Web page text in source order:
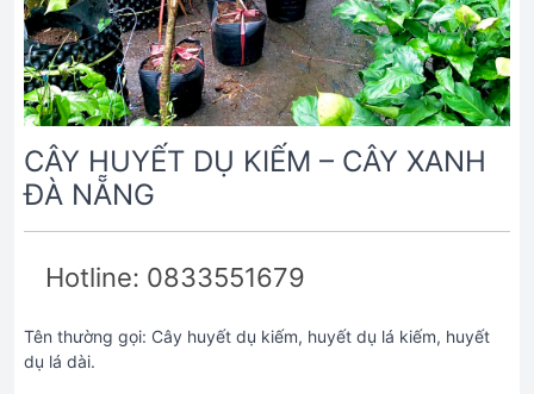
CÂY HUYẾT DỤ KIẾM – CÂY XANH
ĐÀ NẴNG
Hotline: 0833551679
Tên thường gọi: Cây huyết dụ kiếm, huyết dụ lá kiếm, huyết
dụ lá dài.